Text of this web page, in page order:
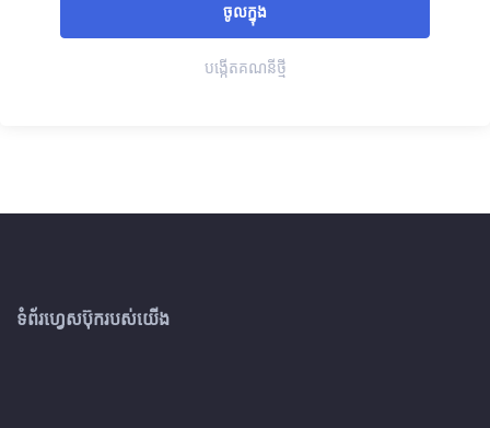
បង្កើតគណនីថ្មី
ទំព័រហ្វេសប៊ុករបស់យើង